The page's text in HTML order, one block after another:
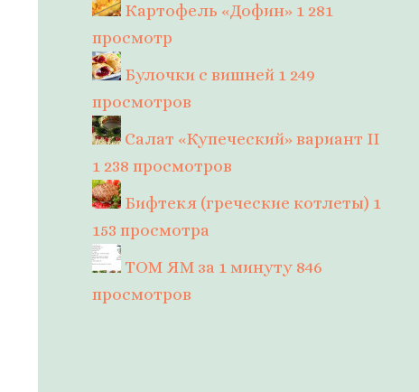
Картофель «Дофин» 1 281
просмотр
Булочки с вишней 1 249
просмотров
Салат «Купеческий» вариант II
1 238 просмотров
Бифтекя (греческие котлеты) 1
153 просмотра
ТОМ ЯМ за 1 минуту 846
просмотров